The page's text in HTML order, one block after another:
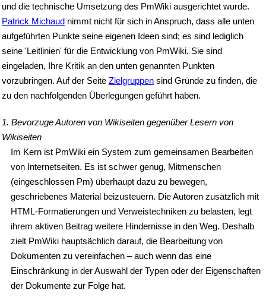
und die technische Umsetzung des PmWiki ausgerichtet wurde.
Patrick Michaud nimmt nicht für sich in Anspruch, dass alle unten
aufgeführten Punkte seine eigenen Ideen sind; es sind lediglich
seine 'Leitlinien' für die Entwicklung von PmWiki. Sie sind
eingeladen, Ihre Kritik an den unten genannten Punkten
vorzubringen. Auf der Seite Zielgruppen sind Gründe zu finden, die
zu den nachfolgenden Überlegungen geführt haben.
1. Bevorzuge Autoren von Wikiseiten gegenüber Lesern von
Wikiseiten
Im Kern ist PmWiki ein System zum gemeinsamen Bearbeiten
von Internetseiten. Es ist schwer genug, Mitmenschen
(eingeschlossen Pm) überhaupt dazu zu bewegen,
geschriebenes Material beizusteuern. Die Autoren zusätzlich mit
HTML-Formatierungen und Verweistechniken zu belasten, legt
ihrem aktiven Beitrag weitere Hindernisse in den Weg. Deshalb
zielt PmWiki hauptsächlich darauf, die Bearbeitung von
Dokumenten zu vereinfachen – auch wenn das eine
Einschränkung in der Auswahl der Typen oder der Eigenschaften
der Dokumente zur Folge hat.